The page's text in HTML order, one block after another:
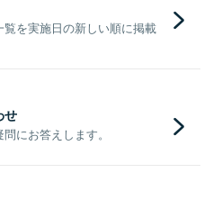
を実施日の新しい順に掲載
せ
にお答えします。